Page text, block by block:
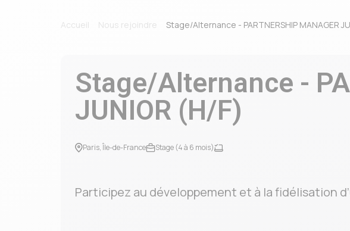
Accueil Nous rejoindre Stage/Alternance - PARTNERSHIP MANAGER
Stage/Alternance -
JUNIOR (H/F)
Paris, Île-de-France Stage (4 à 6 mois)
Participez au développement et à la fidélisation